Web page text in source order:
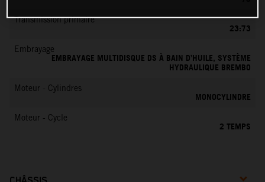
Transmission primaire
23:73
Embrayage
EMBRAYAGE MULTIDISQUE DS À BAIN D’HUILE, SYSTÈME
HYDRAULIQUE BREMBO
Moteur - Cylindres
MONOCYLINDRE
Moteur - Cycle
2 TEMPS